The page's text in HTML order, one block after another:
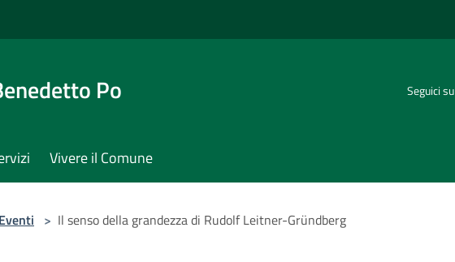
Po Seguici su
Vivere il Comune
Eventi > Il senso della grandezza di Rudolf Leitner-Gründberg